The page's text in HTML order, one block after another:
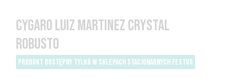
CYGARO LUIZ MARTINEZ CRYSTAL
ROBUSTO
PRODUKT DOSTĘPNY TYLKO W SKLEPACH STACJONARNYCH FESTUS